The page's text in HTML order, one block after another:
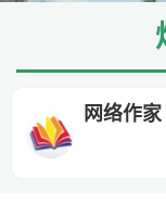
网络作家